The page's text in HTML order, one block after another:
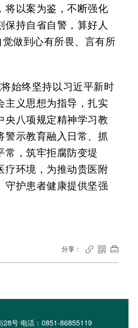
将以案为鉴，不断强化
保持自省自警，算好人
觉做到心有所畏、言有所
始终坚持以习近平新时
主义思想为指导，扎实
央八项规定精神学习教
警示教育融入日常、抓
常，筑牢拒腐防变堤
疗环境，为推动贵医附
守护患者健康提供坚强
分享：   
28号 电话：0851-86855119